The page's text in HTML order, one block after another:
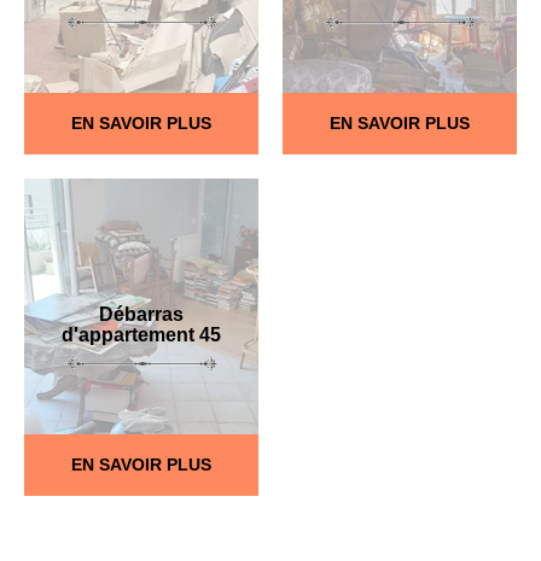
EN SAVOIR PLUS EN SAVOIR PLUS
Débarras
d'appartement 45
EN SAVOIR PLUS